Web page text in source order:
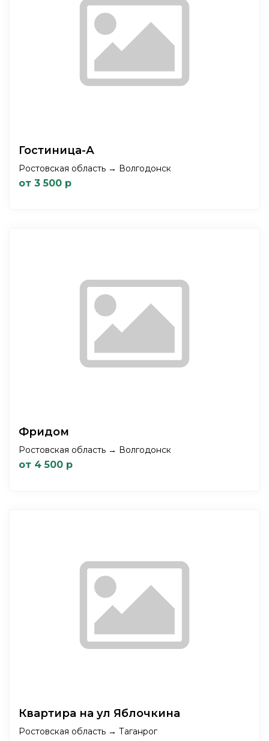
Гостиница-А
Ростовская область → Волгодонск
от 3 500 р
Фридом
Ростовская область → Волгодонск
от 4 500 р
Квартира на ул Яблочкина
Ростовская область → Таганрог